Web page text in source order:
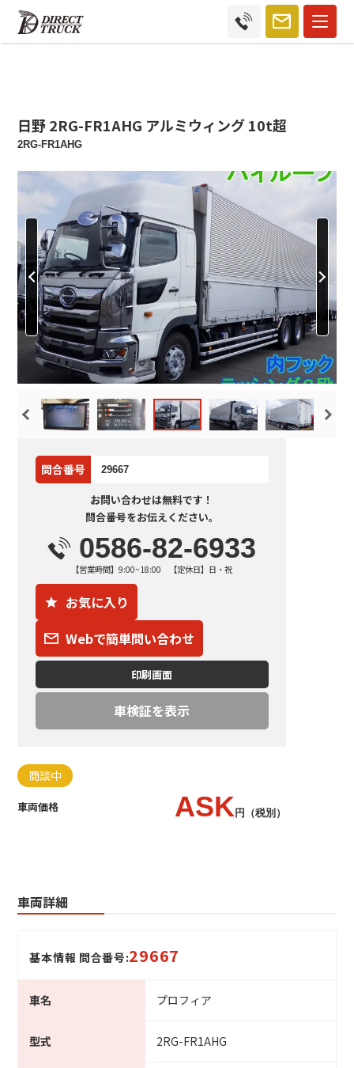
日野 2RG-FR1AHG アルミウィング 10t超
2RG-FR1AHG
問合番号 29667
お問い合わせは無料です！
問合番号をお伝えください。
0586-82-6933
【営業時間】9:00~18:00 【定休日】日・祝
お気に入り
Webで簡単問い合わせ
印刷画面
車検証を表示
商談中
車両価格 ASK 円（税別）
車両詳細
基本情報 問合番号:29667
車名 プロフィア
型式 2RG-FR1AHG